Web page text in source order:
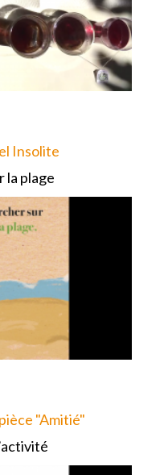
Insolite
la plage
"Amitié"